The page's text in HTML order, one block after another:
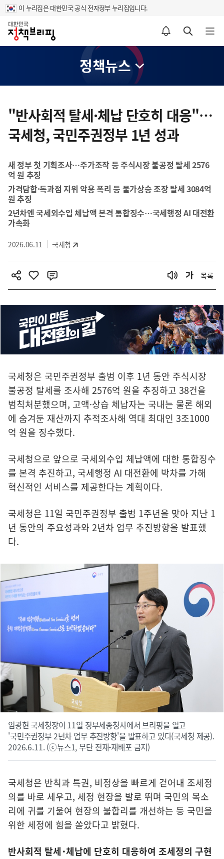
이 누리집은 대한민국 공식 전자정부 누리집입니다.
홈
알림설정 바로가기 검색 바로가기 메뉴 열기
정책뉴스
텐
영
"반사회적 탈세·체납 단호히 대응"…
국세청, 국민주권정부 1년 성과
새 정부 첫 기획조사…주가조작 등 주식시장 불공정 탈세 2576
억 원 추징
가격담합·독과점 지위 악용 폭리 등 물가상승 조장 탈세 3084억
원 추징
2년차엔 국세외수입 체납액 본격 통합징수…국세행정 AI 대전환
가속화
2026.06.11 국세청
목록
국세청은 국민주권정부 출범 이후 1년 동안 주식시장
불공정 탈세를 조사해 2576억 원을 추징하고 38건을
범칙처분했으며, 고액·상습 체납자는 국내는 물론 해외
에 숨겨둔 재산까지 추적조사해 역대 최대인 3조1000
억 원을 징수했다.
국세청으로 앞으로 국세외수입 체납액에 대한 통합징수
를 본격 추진하고, 국세행정 AI 대전환에 박차를 가해
혁신적인 서비스를 제공한다는 계획이다.
국세청은 11일 국민주권정부 출범 1주년을 맞아 지난 1
년 동안의 주요성과와 2년차 업무 추진방향을 발표했
다.
임광현 국세청장이 11일 정부세종청사에서 브리핑을 열고
'국민주권정부 2년차 업무 추진방향'을 발표하고 있다(국세청 제공).
2026.6.11. (ⓒ뉴스1, 무단 전재-재배포 금지)
국세청은 반칙과 특권, 비정상을 빠르게 걷어내 조세정
의를 바로 세우고, 세정 현장을 발로 뛰며 국민의 목소
리에 귀를 기울여 현장의 불합리를 개선하는 등 국민을
위한 세정에 힘을 쏟았다고 밝혔다.
반사회적 탈세･체납에 단호히 대응하여 조세정의 구현